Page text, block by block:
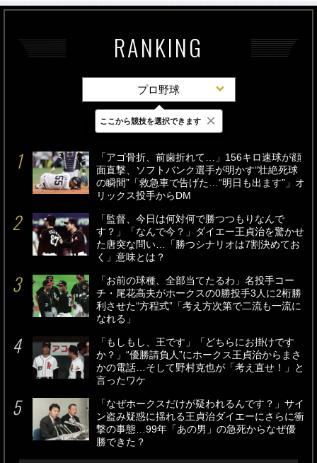
RANKING
プロ野球
最新 24時間 週間
「アゴ骨折、前歯折れて…」156キロ速球が顔
面直撃、ソフトバンク選手が明かす“壮絶死球
の瞬間”「救急車で告げた…“明日も出ます”」オ
リックス投手からDM
「監督、今日は何対何で勝つつもりなんで
す？」「なんで今？」ダイエー王貞治を驚かせ
た唐突な問い…「勝つシナリオは7割決めてお
く」意味とは？
「お前の球種、全部当てたるわ」名投手コー
チ・尾花高夫がホークスの0勝投手3人に2桁勝
利させた“方程式”「考え方次第で二流も一流に
なれる」
「もしもし、王です」「どちらにお掛けです
か？」“優勝請負人”にホークス王貞治からまさ
かの電話…そして野村克也が「考え直せ！」と
言ったワケ
「なぜホークスだけが疑われるんです？」サイ
ン盗み疑惑に揺れる王貞治ダイエーにさらに衝
撃の事態…99年「あの男」の急死からなぜ優
勝できた？
ここから競技を選択できます ×